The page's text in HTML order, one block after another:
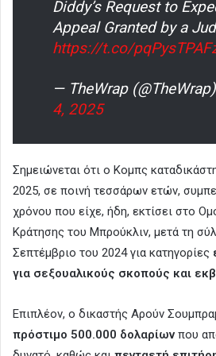
Diddy’s Request to
Appeal Granted by a
https://t.co/
— TheWrap (@TheWrap)
4, 2025
Σημειώνεται ότι ο Κομπς
2025, σε ποινή τεσσάρων ετών,
χρόνου που είχε, ήδη, εκτίσει στο
Κράτησης του Μπρούκλιν, μετά τη
Σεπτέμβριο του 2024 για κατηγορίες
για σεξουαλικούς σκοπούς και
Επιπλέον, ο δικαστής Αρούν
πρόστιμο 500.000 δολαρίων που